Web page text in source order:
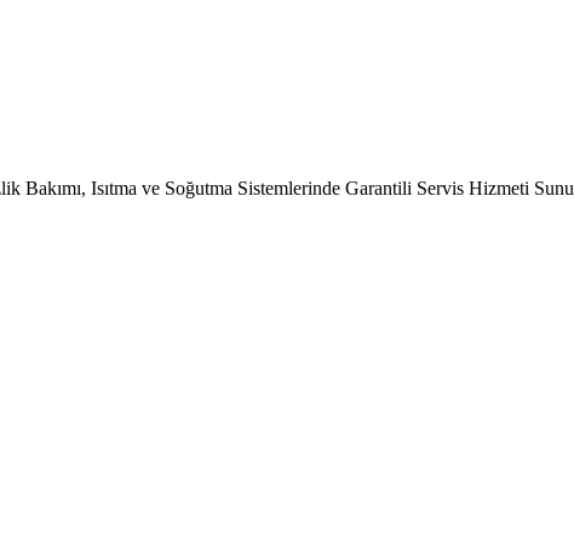
Bakımı, Isıtma ve Soğutma Sistemlerinde Garantili Servis Hizmeti